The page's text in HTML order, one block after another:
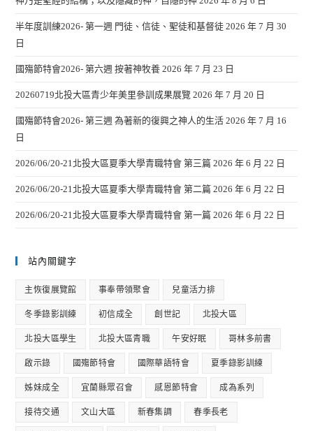
半年度訓練2026- 第一週 門徒、信徒、聖徒和基督徒 2026 年 7 月 30
日
國殤節特會2026- 第六週 按著神牧養 2026 年 7 月 23 日
20260719北投大區青少年美里參訓成果展覽 2026 年 7 月 20 日
國殤節特會2026- 第三週 為著新的復興之神人的生活 2026 年 7 月 16
日
2026/06/20-21北投大區夏季大學青職特會 第三篇 2026 年 6 月 22 日
2026/06/20-21北投大區夏季大學青職特會 第二篇 2026 年 6 月 22 日
2026/06/20-21北投大區夏季大學青職特會 第一篇 2026 年 6 月 22 日
站內關鍵字
主恢復展覽館 事奉帶領聚會 兒童活力排
冬季錄影訓練 初信成全 創世記 北投大區
北投大區學生 北投大區青職 午安好眠 哥林多前書
啟示錄 國殤節特會 國際華語特會 夏季錄影訓練
姊妹成全 宜蘭縣眾召會 感恩節特會 成為系列
接待交通 文山大區 新春集調 春季長老